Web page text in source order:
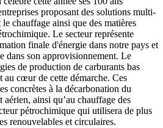
proposant des solutions multi-
chauffage ainsi que des matières
Le secteur représente
finale d'énergie dans notre pays et
dans son approvisionnement. Le
de production de carburants bas
au cœur de cette démarche. Ces
concrètes à la décarbonation du
ainsi qu’au chauffage des
pétrochimique qui utilisera de plus
renouvelables et circulaires.